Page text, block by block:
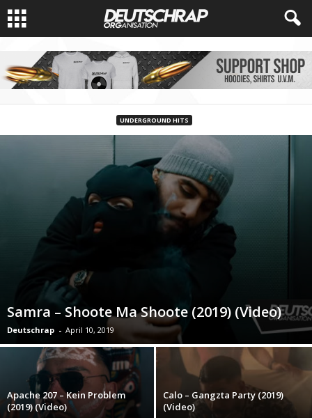
UNDERGROUND HITS
Samra – Shoote Ma Shoote (2019) (Video)
Deutschrap - April 10, 2019
Apache 207 – Kein Problem
(2019) (Video)
Calo – Gangzta Party (2019)
(Video)